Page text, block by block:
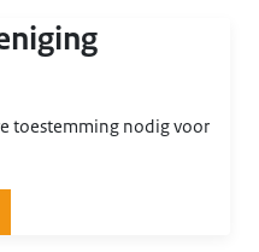
toestemming nodig voor